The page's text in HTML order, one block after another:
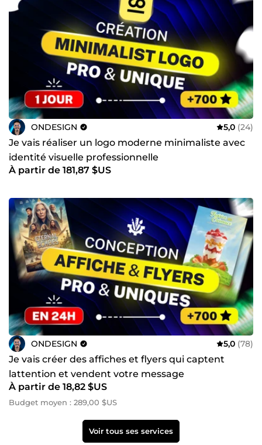
ONDESIGN 5,0 (24)
Je vais réaliser un logo moderne minimaliste avec
identité visuelle professionnelle
À partir de 181,87 $US
ONDESIGN 5,0 (78)
Je vais créer des affiches et flyers qui captent
lattention et vendent votre message
À partir de 18,82 $US
Budget moyen : 289,00 $US
Voir tous ses services